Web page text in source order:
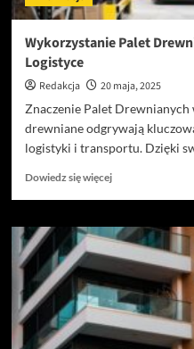
Wykorzystanie Palet
Logistyce
Redakcja
20 maja, 2025
Znaczenie Palet
drewniane odgrywają
logistyki i transportu. Dzięki
Dowiedz się więcejDowiedz
o
Wykorzystanie
Palet
Drewnianych
w
Przemyśle
i
Logistyce